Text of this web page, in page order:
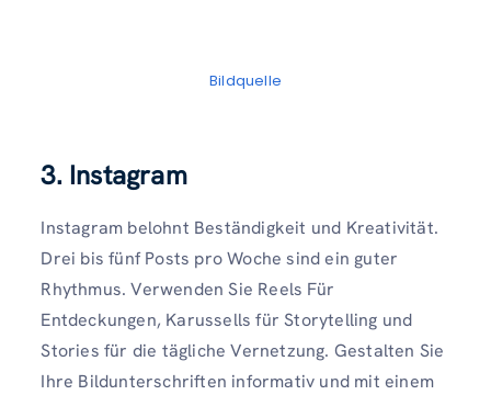
Bildquelle
3. Instagram
Instagram belohnt Beständigkeit und Kreativität.
Drei bis fünf Posts pro Woche sind ein guter
Rhythmus. Verwenden Sie Reels Für
Entdeckungen, Karussells für Storytelling und
Stories für die tägliche Vernetzung. Gestalten Sie
Ihre Bildunterschriften informativ und mit einem